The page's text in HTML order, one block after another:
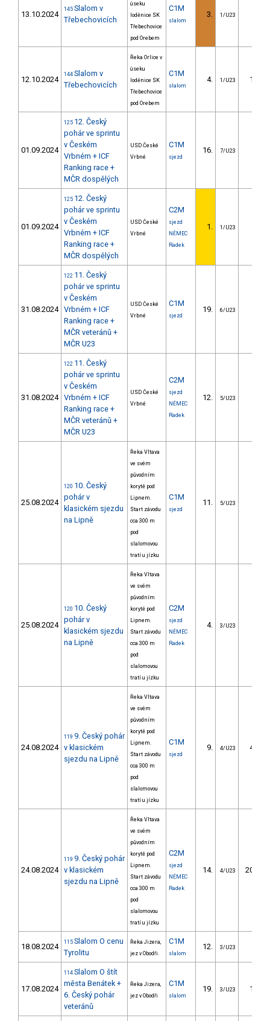
13.10.2024
145 Slalom v
Třebechovicích
úseku
loděnice SK
Třebechovice
pod Orebem
C1M
slalom
3. 1/U23
12.10.2024
144 Slalom v
Třebechovicích
Řeka Orlice v
úseku
loděnice SK
Třebechovice
pod Orebem
C1M
slalom
4. 1/U23 12.90
01.09.2024
125 12. Český
pohár ve sprintu
v Českém
Vrbném + ICF
Ranking race +
MČR dospělých
USD České
Vrbné
C1M
sjezd
16. 7/U23
01.09.2024
125 12. Český
pohár ve sprintu
v Českém
Vrbném + ICF
Ranking race +
MČR dospělých
USD České
Vrbné
C2M
sjezd
NĚMEC
Radek
1. 1/U23
31.08.2024
122 11. Český
pohár ve sprintu
v Českém
Vrbném + ICF
Ranking race +
MČR veteránů +
MČR U23
USD České
Vrbné
C1M
sjezd
19. 6/U23
31.08.2024
122 11. Český
pohár ve sprintu
v Českém
Vrbném + ICF
Ranking race +
MČR veteránů +
MČR U23
USD České
Vrbné
C2M
sjezd
NĚMEC
Radek
12. 5/U23
25.08.2024
120 10. Český
pohár v
klasickém sjezdu
na Lipně
Řeka Vltava
ve svém
původním
korytě pod
Lipnem.
Start závodu
cca 300 m
pod
slalomovou
tratí u jízku
C1M
sjezd
11. 5/U23
25.08.2024
120 10. Český
pohár v
klasickém sjezdu
na Lipně
Řeka Vltava
ve svém
původním
korytě pod
Lipnem.
Start závodu
cca 300 m
pod
slalomovou
tratí u jízku
C2M
sjezd
NĚMEC
Radek
4. 3/U23
24.08.2024
119 9. Český pohár
v klasickém
sjezdu na Lipně
Řeka Vltava
ve svém
původním
korytě pod
Lipnem.
Start závodu
cca 300 m
pod
slalomovou
tratí u jízku
C1M
sjezd
9. 4/U23 45.27
24.08.2024
119 9. Český pohár
v klasickém
sjezdu na Lipně
Řeka Vltava
ve svém
původním
korytě pod
Lipnem.
Start závodu
cca 300 m
pod
slalomovou
tratí u jízku
C2M
sjezd
NĚMEC
Radek
14. 4/U23 206.81
18.08.2024 115 Slalom O cenu
Tyrolitu
Řeka Jizera,
jez v Obodři.
C1M
slalom
12. 3/U23
17.08.2024
114 Slalom O štít
města Benátek +
6. Český pohár
veteránů
Řeka Jizera,
jez v Obodři
C1M
slalom
19. 3/U23 11.76